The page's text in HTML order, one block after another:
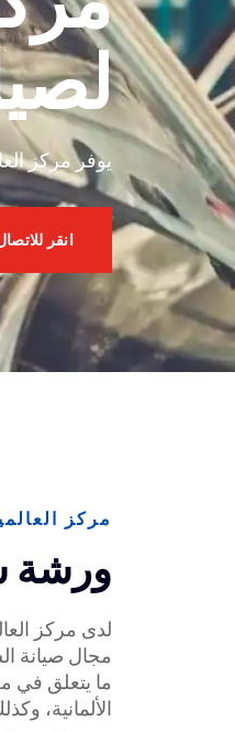
يوفر مركز
انقر
مركز
ورشة
لدى مركز
مجال صيانة
ما يتعلق في
الألمانية،